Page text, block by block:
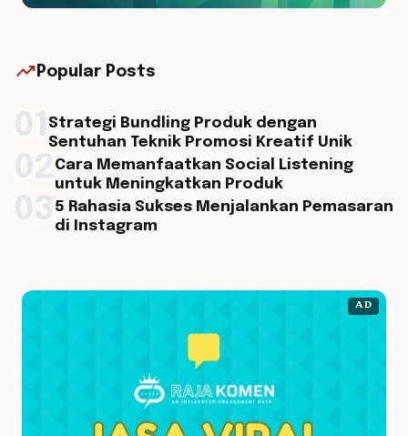
trending_up Popular Posts
Strategi Bundling Produk dengan
Sentuhan Teknik Promosi Kreatif Unik
Cara Memanfaatkan Social Listening
untuk Meningkatkan Produk
5 Rahasia Sukses Menjalankan Pemasaran
di Instagram
AD